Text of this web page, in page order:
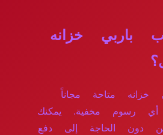
باربي خزانه
خزانه متاحة مجاناً
أي رسوم مخفية. يمكنك
دون الحاجة إلى دفع